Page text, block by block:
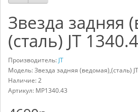
Звезда задняя
(сталь) JT
Производитель: JT
Модель: Звезда задняя (ведомая),(сталь)
Наличие: 2
Артикул: MP1340.43